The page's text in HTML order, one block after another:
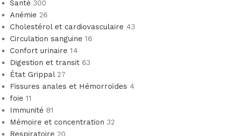
Santé 300
Anémie 26
Cholestérol et cardiovasculaire 43
Circulation sanguine 16
Confort urinaire 14
Digestion et transit 63
État Grippal 27
Fissures anales et Hémorroïdes 4
foie 11
Immunité 81
Mémoire et concentration 32
Respiratoire 20